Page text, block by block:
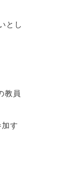
とし
教員
す